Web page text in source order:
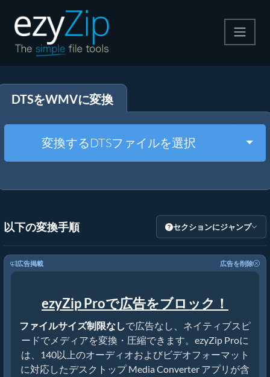
解凍する
その他のツール
DTSをWMVに変換
変換するDTSファイルを選択
以下の変換手順 セクションにジャンプ
広告掲載 広告を削除
ezyZip Proで広告をブロック！
ファイルサイズ制限なしで広告なし、ネイティブスピ
ードでメディアを変換・圧縮できます。ezyZip Proに
は、140以上のオーディオおよびビデオフォーマット
に対応したデスクトップ Media Converter アプリが含